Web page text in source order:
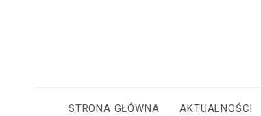
STRONA GŁÓWNA AKTUALNOŚCI